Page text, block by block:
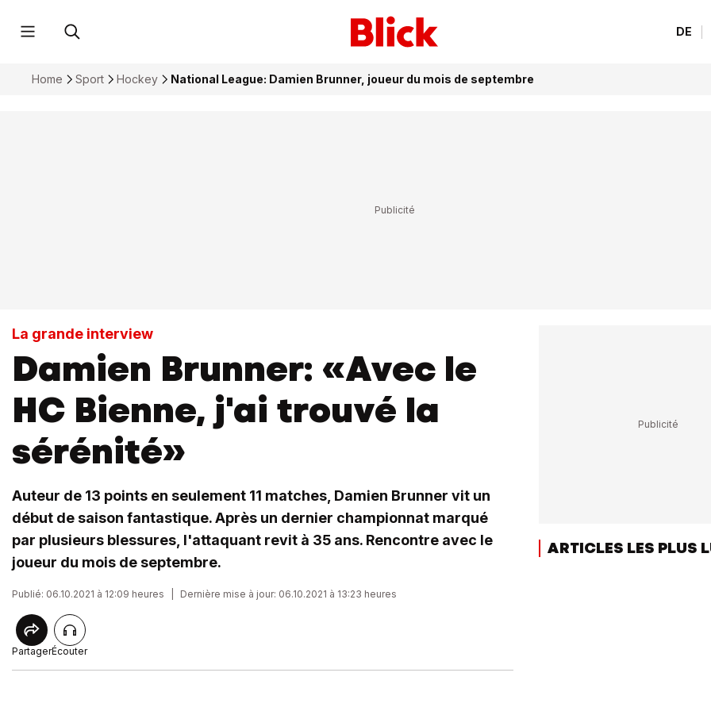
DE
Home Sport Hockey National League: Damien Brunner, joueur du mois de septembre
La grande interview
Damien Brunner: «Avec le
HC Bienne, j'ai trouvé la
sérénité»
Auteur de 13 points en seulement 11 matches, Damien Brunner vit un
début de saison fantastique. Après un dernier championnat marqué
par plusieurs blessures, l'attaquant revit à 35 ans. Rencontre avec le
joueur du mois de septembre.
Publié: 06.10.2021 à 12:09 heures Dernière mise à jour: 06.10.2021 à 13:23 heures
PartagerÉcouter
ARTICLES LES PLUS